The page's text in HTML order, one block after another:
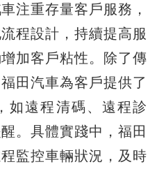
注重存量客戶服務，
程設計，持續提高服
加客戶粘性。除了傳
田汽車為客戶提供了
如遠程清碼、遠程診
。具體實踐中，福田
監控車輛狀況，及時